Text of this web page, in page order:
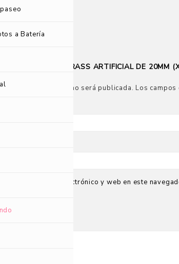
a Batería
aún.
EN VALORAR “GRASS ARTIFICIAL DE 20MM
correo electrónico no será publicada. Los
nombre, correo electrónico y web en este